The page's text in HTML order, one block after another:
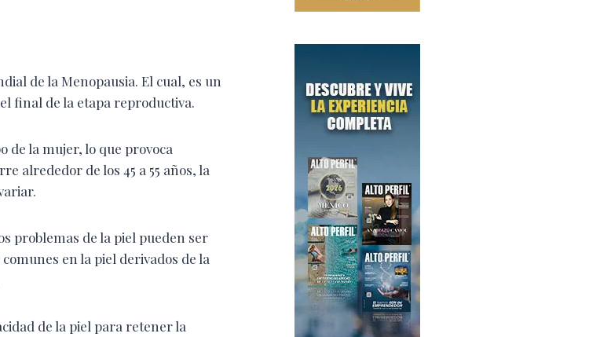
de la Menopausia. El cual, es un
final de la etapa reproductiva.
de la mujer, lo que provoca
alrededor de los 45 a 55 años, la
problemas de la piel pueden ser
en la piel derivados de la
de la piel para retener la